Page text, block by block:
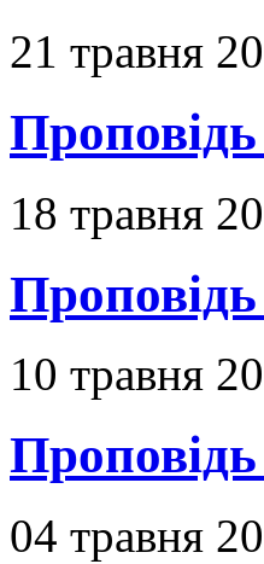
21 травня
18 травня
10 травня
04 травня